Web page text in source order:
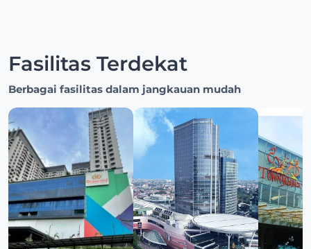
Fasilitas Terdekat
Berbagai fasilitas dalam jangkauan mudah